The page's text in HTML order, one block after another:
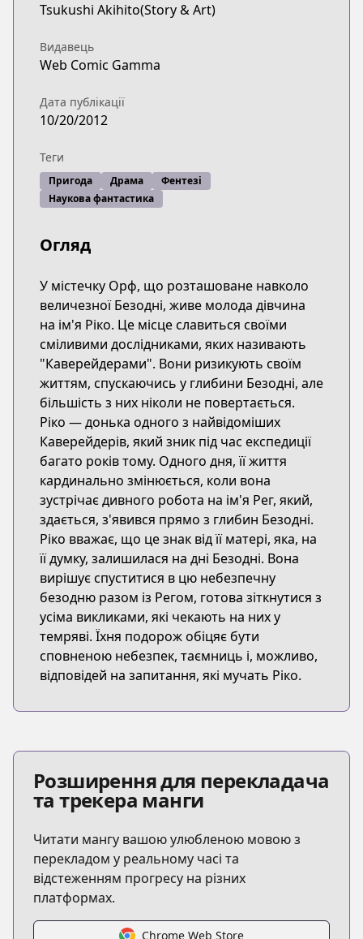
Tsukushi Akihito(Story & Art)
Видавець
Web Comic Gamma
Дата публікації
10/20/2012
Теги
Пригода Драма
Фентезі
Наукова фантастика
Огляд
У містечку Орф, що розташоване навколо
величезної Безодні, живе молода дівчина
на ім'я Ріко. Це місце славиться своїми
сміливими дослідниками, яких називають
"Каверейдерами". Вони ризикують своїм
життям, спускаючись у глибини Безодні, але
більшість з них ніколи не повертається.
Ріко — донька одного з найвідоміших
Каверейдерів, який зник під час експедиції
багато років тому. Одного дня, її життя
кардинально змінюється, коли вона
зустрічає дивного робота на ім'я Рег, який,
здається, з'явився прямо з глибин Безодні.
Ріко вважає, що це знак від її матері, яка, на
її думку, залишилася на дні Безодні. Вона
вирішує спуститися в цю небезпечну
безодню разом із Регом, готова зіткнутися з
усіма викликами, які чекають на них у
темряві. Їхня подорож обіцяє бути
сповненою небезпек, таємниць і, можливо,
відповідей на запитання, які мучать Ріко.
Розширення для перекладача
та трекера манги
Читати мангу вашою улюбленою мовою з
перекладом у реальному часі та
відстеженням прогресу на різних
платформах.
Chrome Web Store